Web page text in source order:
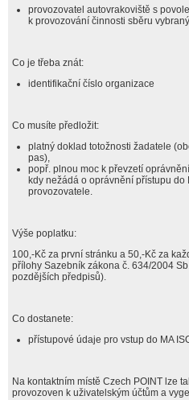
provozovatel autovrakoviště s
k provozování činnosti sběru
Co je třeba znát:
identifikační číslo organizace
Co musíte předložit:
platný doklad totožnosti žadatele
pas),
popř. plnou moc k převzetí
kdy nežádá o oprávnění přístupu do
provozovatele.
Výše poplatku:
100,-Kč za první stránku a 50,-Kč za
přílohy Sazebník zákona č. 634/2004
pozdějších předpisů).
Co dostanete:
přístupové údaje pro vstup do MA
Na kontaktním místě Czech POINT lze
provozoven k uživatelským účtům a